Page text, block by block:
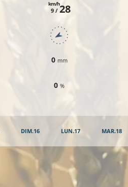
9 /
km/h28
0 mm
0%
DIM.16 LUN.17 MAR.18